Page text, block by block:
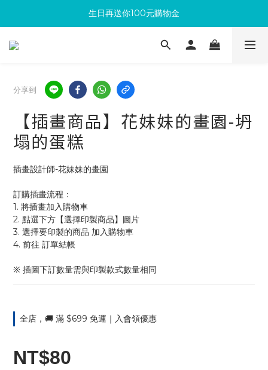
滿300回饋10%購物金
生日再送你100元購物金
加入成為新會員 馬上領取50元購物金
分享到
【插畫商品】花妹妹的畫園-坍
塌的蛋糕
插畫設計師-花妹妹的畫園
訂購插畫流程：
1. 將插畫加入購物車
2. 點選下方【選擇印製商品】圖片
3. 選擇要印製的商品 加入購物車
4. 前往 訂單結帳
※ 插圖下訂數量需與印製款式數量相同
全店，🚚 滿 $699 免運｜入會領優惠
NT$80